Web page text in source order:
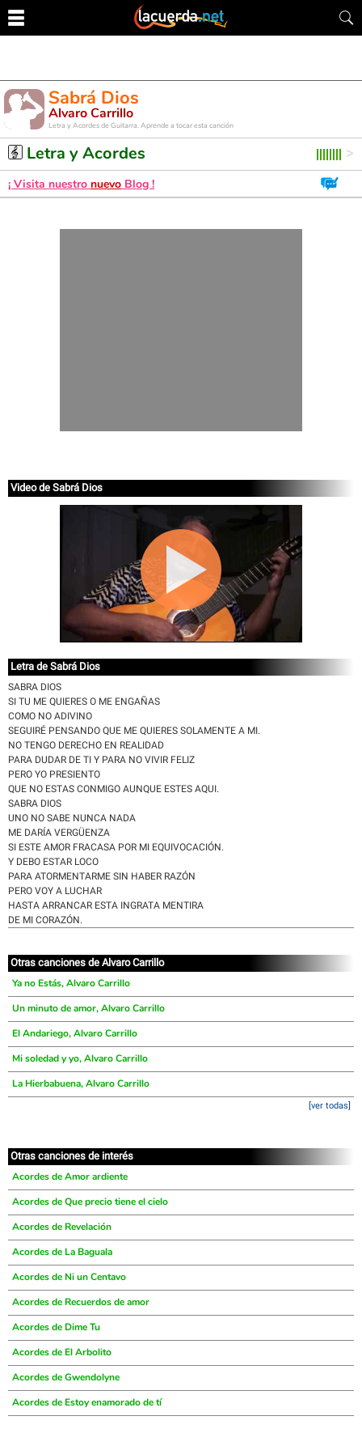
Sabrá Dios
Alvaro Carrillo
Letra y Acordes de Guitarra. Aprende a tocar esta canción
Letra y Acordes
¡ Visita nuestro nuevo Blog !
Video de Sabrá Dios
Letra de Sabrá Dios
SABRA DIOS
SI TU ME QUIERES O ME ENGAÑAS
COMO NO ADIVINO
SEGUIRÉ PENSANDO QUE ME QUIERES SOLAMENTE A MI.
NO TENGO DERECHO EN REALIDAD
PARA DUDAR DE TI Y PARA NO VIVIR FELIZ
PERO YO PRESIENTO
QUE NO ESTAS CONMIGO AUNQUE ESTES AQUI.
SABRA DIOS
UNO NO SABE NUNCA NADA
ME DARÍA VERGÜENZA
SI ESTE AMOR FRACASA POR MI EQUIVOCACIÓN.
Y DEBO ESTAR LOCO
PARA ATORMENTARME SIN HABER RAZÓN
PERO VOY A LUCHAR
HASTA ARRANCAR ESTA INGRATA MENTIRA
DE MI CORAZÓN.
Otras canciones de Alvaro Carrillo
Ya no Estás, Alvaro Carrillo
Un minuto de amor, Alvaro Carrillo
El Andariego, Alvaro Carrillo
Mi soledad y yo, Alvaro Carrillo
La Hierbabuena, Alvaro Carrillo
[ver todas]
Otras canciones de interés
Acordes de Amor ardiente
Acordes de Que precio tiene el cielo
Acordes de Revelación
Acordes de La Baguala
Acordes de Ni un Centavo
Acordes de Recuerdos de amor
Acordes de Dime Tu
Acordes de El Arbolito
Acordes de Gwendolyne
Acordes de Estoy enamorado de tí